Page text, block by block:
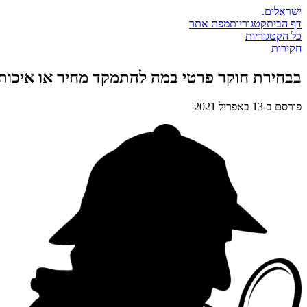
ישראלים.
דף הביתקטגוריותמפת אתר
כל הקטגוריות
חקירות
בבחירת חוקר פרטי במה להתמקד מחיר או
פורסם ב-13 באפריל 2021